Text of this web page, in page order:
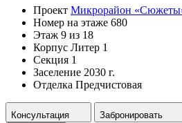
Проект Микрорайон
Номер на этаже 680
Этаж 9 из 18
Корпус Литер 1
Секция 1
Заселение 2030 г.
Отделка Предчистовая
Консультация
Забронировать